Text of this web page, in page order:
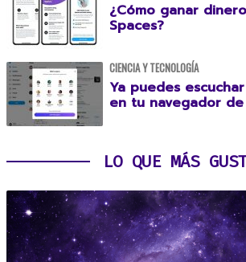
¿Cómo ganar
Spaces?
CIENCIA Y TECNOLOGÍA
Ya puedes
en tu navegador
LO QUE MÁS